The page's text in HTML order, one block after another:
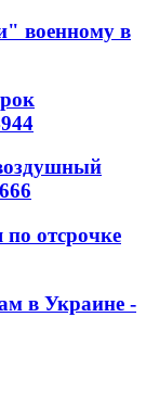
военному в
отсрочке
в Украине -